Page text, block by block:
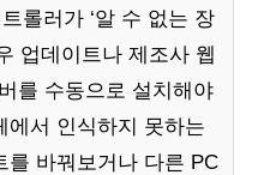
롤러가 ‘알 수 없는 장
업데이트나 제조사 웹
를 수동으로 설치해야
에서 인식하지 못하는
를 바꿔보거나 다른 PC